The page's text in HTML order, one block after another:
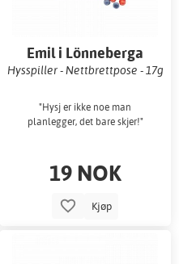
Emil i Lönneberga
Hysspiller - Nettbrettpose - 17g
"Hysj er ikke noe man
planlegger, det bare skjer!"
19 NOK
Kjøp